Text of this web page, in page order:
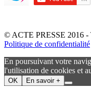
© ACTE PRESSE 2016 -
Politique de confidentialité
En poursuivant votre
l'utilisation de cookies et
OK En savoir +